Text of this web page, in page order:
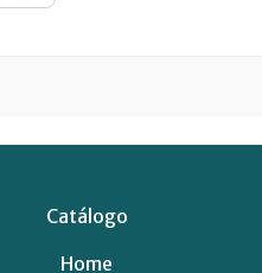
Catálogo
Home